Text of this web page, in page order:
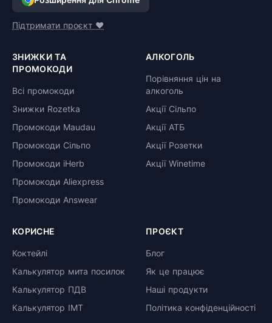
Підтримати проєкт ❤️
ЗНИЖКИ ТА
ПРОМОКОДИ
Всі промокоди
Знижки Rozetka
Промокоди Maudau
Промокоди Сільпо
Промокоди iHerb
Промокоди Aliexpress
Промокоди Answear
АЛКОГОЛЬ
Порівняння цін на
алкоголь
Акції Сільпо
Акції АТБ
Акції Розетки
Акції Winetime
КОРИСНЕ
Коктейлі
Калькулятор мита посилок
Калькулятор ПДВ
Калькулятор ІМТ
ПРОЄКТ
Блог
Як це працює
Наші продукти
Політика конфіденційності